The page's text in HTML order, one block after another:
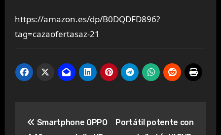
https://amazon.es/dp/B0DQDFD896?
tag=cazaofertasaz-21
de
Smartphone OPPO
Portátil potente con